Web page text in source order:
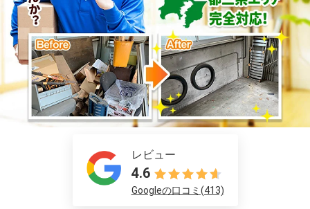
レビュー
4.6
Googleの口コミ(413)